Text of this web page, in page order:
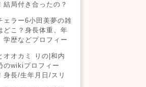
結局付き合ったの？
ェラー6小田美夢の雑
どこ？身長体重、年
学歴などプロフィー
オオカミ りの|和内
のwikiプロフィー
身長/生年月日/スリ